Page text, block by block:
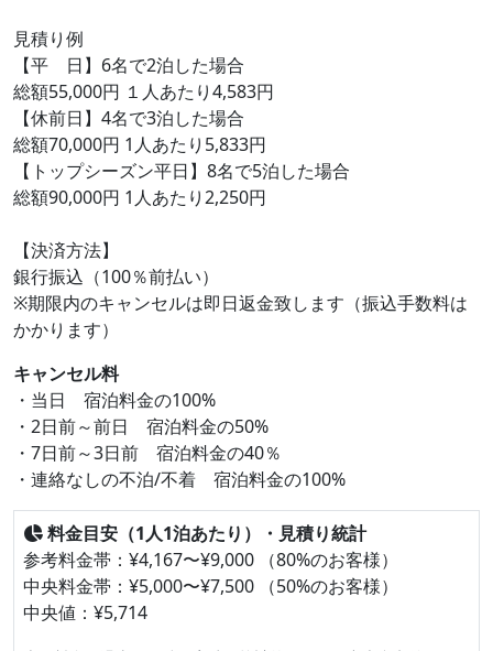
見積り例
【平 日】6名で2泊した場合
総額55,000円 １人あたり4,583円
【休前日】4名で3泊した場合
総額70,000円 1人あたり5,833円
【トップシーズン平日】8名で5泊した場合
総額90,000円 1人あたり2,250円
【決済方法】
銀行振込（100％前払い）
※期限内のキャンセルは即日返金致します（振込手数料は
かかります）
キャンセル料
・当日 宿泊料金の100%
・2日前～前日 宿泊料金の50%
・7日前～3日前 宿泊料金の40％
・連絡なしの不泊/不着 宿泊料金の100%
料金目安（1人1泊あたり）・見積り統計
参考料金帯：¥4,167〜¥9,000 （80%のお客様）
中央料金帯：¥5,000〜¥7,500 （50%のお客様）
中央値：¥5,714